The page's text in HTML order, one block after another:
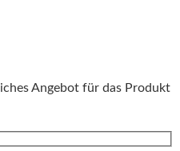
Angebot für das Produkt